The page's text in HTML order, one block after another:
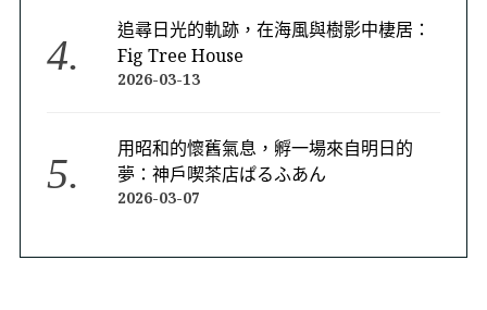
追尋日光的軌跡，在海風與樹影中棲居：
Fig Tree House
2026-03-13
用昭和的懷舊氣息，孵一場來自明日的
夢：神戶喫茶店ぱるふあん
2026-03-07